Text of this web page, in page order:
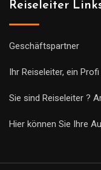
Reiseleiter
Geschäftspartner
Ihr Reiseleiter, ein
Sie sind Reiseleiter ?
Hier können Sie Ihre